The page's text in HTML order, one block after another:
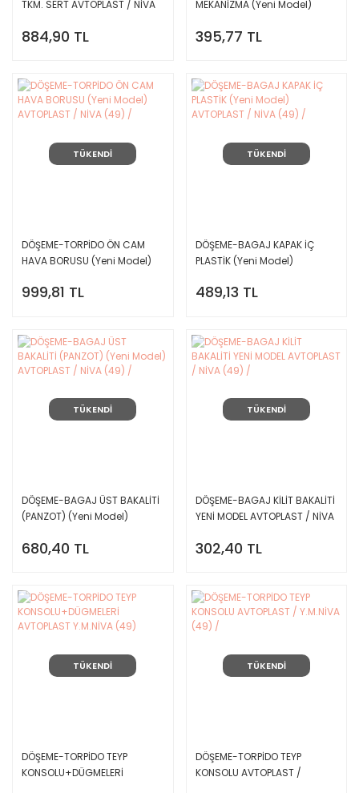
TKM. SERT AVTOPLAST / NİVA
884,90 TL
MEKANİZMA (Yeni Model)
395,77 TL
TÜKENDİ
DÖŞEME-TORPİDO ÖN CAM
HAVA BORUSU (Yeni Model)
999,81 TL
TÜKENDİ
DÖŞEME-BAGAJ KAPAK İÇ
PLASTİK (Yeni Model)
489,13 TL
TÜKENDİ
DÖŞEME-BAGAJ ÜST BAKALİTİ
(PANZOT) (Yeni Model)
680,40 TL
TÜKENDİ
DÖŞEME-BAGAJ KİLİT BAKALİTİ
YENİ MODEL AVTOPLAST / NİVA
302,40 TL
TÜKENDİ
DÖŞEME-TORPİDO TEYP
KONSOLU+DÜGMELERİ
TÜKENDİ
DÖŞEME-TORPİDO TEYP
KONSOLU AVTOPLAST /